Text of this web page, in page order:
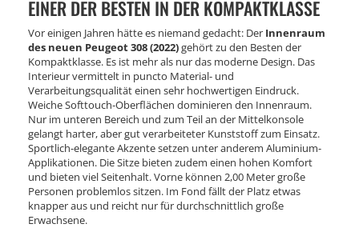
EINER DER BESTEN IN DER KOMPAKTKLASSE
Vor einigen Jahren hätte es niemand gedacht: Der Innenraum
des neuen Peugeot 308 (2022)gehört zu den Besten der
Kompaktklasse. Es ist mehr als nur das moderne Design. Das
Interieur vermittelt in puncto Material- und
Verarbeitungsqualität einen sehr hochwertigen Eindruck.
Weiche Softtouch-Oberflächen dominieren den Innenraum.
Nur im unteren Bereich und zum Teil an der Mittelkonsole
gelangt harter, aber gut verarbeiteter Kunststoff zum Einsatz.
Sportlich-elegante Akzente setzen unter anderem Aluminium-
Applikationen. Die Sitze bieten zudem einen hohen Komfort
und bieten viel Seitenhalt. Vorne können 2,00 Meter große
Personen problemlos sitzen. Im Fond fällt der Platz etwas
knapper aus und reicht nur für durchschnittlich große
Erwachsene.